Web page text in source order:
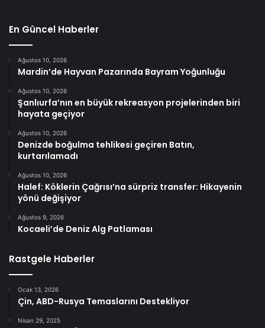
En Güncel Haberler
Ağustos 10, 2026
Mardin’de Hayvan Pazarında Bayram Yoğunluğu
Ağustos 10, 2026
Şanlıurfa’nın en büyük rekreasyon projelerinden biri
hayata geçiyor
Ağustos 10, 2026
Denizde boğulma tehlikesi geçiren Batın,
kurtarılamadı
Ağustos 10, 2026
Halef: Köklerin Çağrısı’na sürpriz transfer: Hikayenin
yönü değişiyor
Ağustos 9, 2026
Kocaeli’de Deniz Alg Patlaması
Rastgele Haberler
Ocak 13, 2026
Çin, ABD-Rusya Temaslarını Destekliyor
Nisan 29, 2025